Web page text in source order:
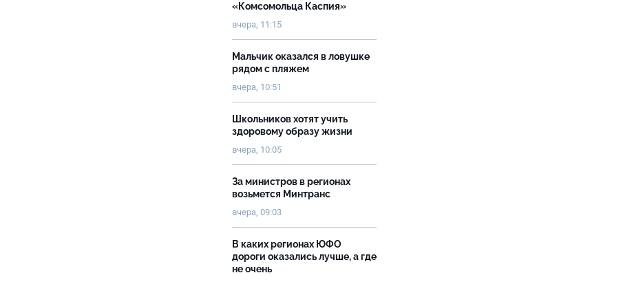
«Комсомольца Каспия»
вчера, 11:15
Мальчик оказался в ловушке
рядом с пляжем
вчера, 10:51
Школьников хотят учить
здоровому образу жизни
вчера, 10:05
За министров в регионах
возьмется Минтранс
вчера, 09:03
В каких регионах ЮФО
дороги оказались лучше, а где
не очень